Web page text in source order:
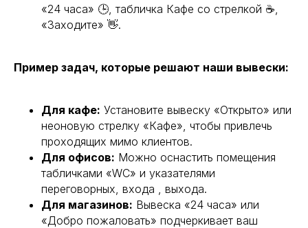
«24 часа» 🕒, табличка Кафе со стрелкой ☕,
«Заходите» 👋.
Пример задач, которые решают наши вывески:
Для кафе: Установите вывеску «Открыто» или
неоновую стрелку «Кафе», чтобы привлечь
проходящих мимо клиентов.
Для офисов: Можно оснастить помещения
табличками «WC» и указателями
переговорных, входа , выхода.
Для магазинов: Вывеска «24 часа» или
«Добро пожаловать» подчеркивает ваш